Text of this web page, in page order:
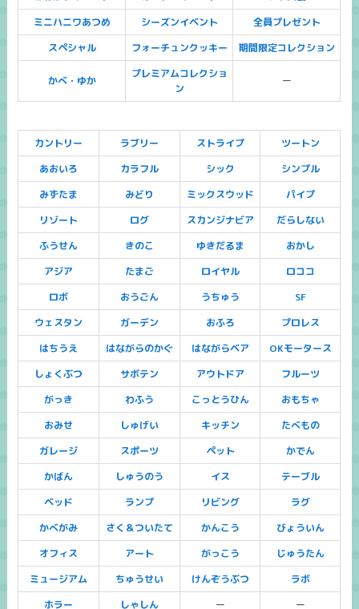
ミニハニワあつめ
シーズンイベント
全員プレゼント
スペシャル
フォーチュンクッキー 期間限定コレクション
かべ・ゆか
プレミアムコレクショ
ン
ー
カントリー ラブリー ストライプ
ツートン
あおいろ
カラフル シック
シンプル
みずたま
みどり ミックスウッド
パイプ
リゾート
ログ スカンジナビア
だらしない
ふうせん
きのこ ゆきだるま
おかし
アジア
たまご ロイヤル
ロココ
ロボ
おうごん うちゅう
SF
ウェスタン
ガーデン おふろ
プロレス
はちうえ
はながらのかぐ はながらベア
OKモータース
しょくぶつ
サボテン アウトドア
フルーツ
がっき
わふう こっとうひん
おもちゃ
おみせ
しゅげい キッチン
たべもの
ガレージ
スポーツ ペット
かでん
かばん
しゅうのう イス
テーブル
ベッド
ランプ リビング
ラグ
かべがみ
さく＆ついたて かんこう
びょういん
オフィス
アート がっこう
じゅうたん
ミュージアム
ちゅうせい けんぞうぶつ
ラボ
ホラー
しゃしん ー ー